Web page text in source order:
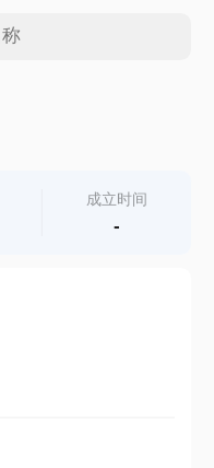
成立时间
-